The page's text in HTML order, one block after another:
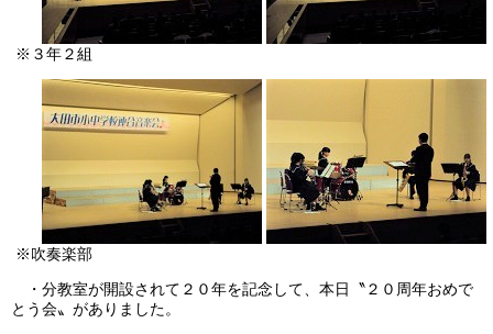
※３年２組
※吹奏楽部
・分教室が開設されて２０年を記念して、本日〝２０周年おめで
とう会〟がありました。